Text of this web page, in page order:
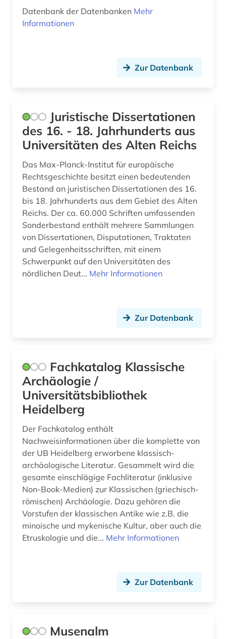
berlin (15)
bestand (6)
bestandserhalt (1)
bestandsverzeichnis (4)
bevölkerung (1)
bibliografie (19)
bibliografin (2)
biblioteca de catalunya (1)
biblioteca nacional de españa (1)
bibliothek (41)
bibliotheken (3)
bibliotheksbestand (4)
bibliotheksgeschichte (1)
bibliothekskatalog (7)
bibliothekskatalog plus (1)
bibliothekssigel (1)
Slowenien (4)
Spanien (9)
Suedosteuropa (6)
Thueringen (2)
Tschechische Republik (9)
USA (14)
Ukraine (3)
Ungarn (6)
Vatikanstadt (1)
Datenbank der Datenbanken Mehr
Informationen
Zur Datenbank
Juristische Dissertationen
des 16. - 18. Jahrhunderts aus
Universitäten des Alten Reichs
Das Max-Planck-Institut für europäische
Rechtsgeschichte besitzt einen bedeutenden
Bestand an juristischen Dissertationen des 16.
bis 18. Jahrhunderts aus dem Gebiet des Alten
Reichs. Der ca. 60.000 Schriften umfassenden
Sonderbestand enthält mehrere Sammlungen
von Dissertationen, Disputationen, Traktaten
und Gelegenheitsschriften, mit einem
Schwerpunkt auf den Universitäten des
nördlichen Deut... Mehr Informationen
Zur Datenbank
Fachkatalog Klassische
Archäologie /
Universitätsbibliothek
Heidelberg
Der Fachkatalog enthält
Nachweisinformationen über die komplette von
der UB Heidelberg erworbene klassisch-
archäologische Literatur. Gesammelt wird die
gesamte einschlägige Fachliteratur (inklusive
Non-Book-Medien) zur Klassischen (griechisch-
römischen) Archäologie. Dazu gehören die
Vorstufen der klassischen Antike wie z.B. die
minoische und mykenische Kultur, aber auch die
Etruskologie und die... Mehr Informationen
Zur Datenbank
Musenalm